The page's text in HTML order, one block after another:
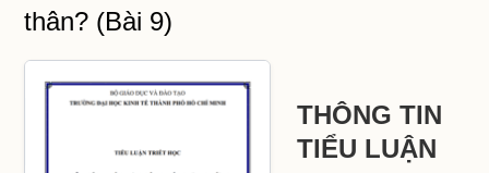
thân? (Bài 9)
THÔNG TIN
TIỂU LUẬN